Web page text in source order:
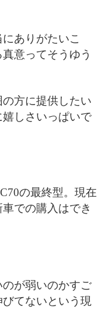
ありがたいこ
意ってそうゆう
方に提供したい
しさいっぱいで
の最終型。現在
での購入はでき
が弱いのかすご
てないという現